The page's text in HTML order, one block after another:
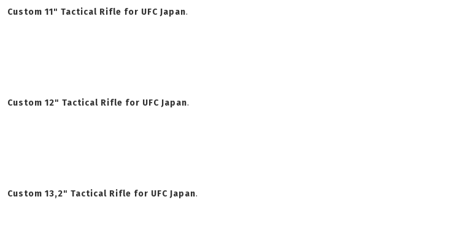
Custom 11" Tactical Rifle for UFC Japan.
Custom 12" Tactical Rifle for UFC Japan.
Custom 13,2" Tactical Rifle for UFC Japan.